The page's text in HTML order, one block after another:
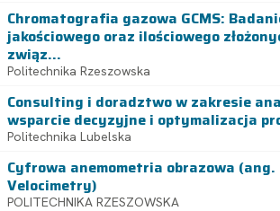
Chromatografia gazowa GCMS:
jakościowego oraz ilościowego
związ...
Politechnika Rzeszowska
Consulting i doradztwo w zakresie
wsparcie decyzyjne i optymalizacja
Politechnika Lubelska
Cyfrowa anemometria obrazowa
Velocimetry)
POLITECHNIKA RZESZOWSKA